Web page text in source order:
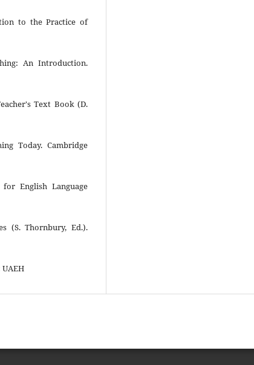
to the Practice of
An Introduction.
Text Book (D.
Today. Cambridge
English Language
(S. Thornbury, Ed.).